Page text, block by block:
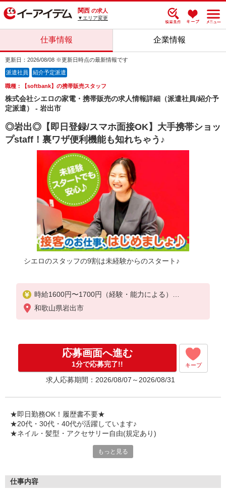
関西 の求人
▼エリア変更
仕事情報 企業情報
更新日：2026/08/08 ※更新日時点の最新情報です
派遣社員 紹介予定派遣
職種：【softbank】の携帯販売スタッフ
株式会社シエロの家電・携帯販売の求人情報詳細（派遣社員/紹介予
定派遣） - 岩出市
◎岩出◎【即日登録/スマホ面接OK】大手携帯ショッ
プstaff！裏ワザ便利機能も知れちゃう♪
シエロのスタッフの9割は未経験からのスタート♪
時給1600円〜1700円（経験・能力による）
※残業代支給
★交通費別途支給（規定あり）
入社祝い金10万円支給(規定有)
お友達を紹介頂くと,
インセンティブ支給(規定有)
゜・。○。・゜+゜・。○。・゜+゜
和歌山県岩出市
応募画面へ進む
1分で応募完了!! キープ
求人応募期間：2026/08/07～2026/08/31
★即日勤務OK！履歴書不要★
★20代・30代・40代が活躍しています♪
★ネイル・髪型・アクセサリー自由(規定あり)
でも心配ご無用！
もっと見る
仕事内容